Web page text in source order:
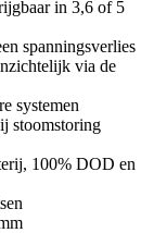
in 3,6 of 5
spanningsverlies
via de
systemen
stoomstoring
100% DOD en